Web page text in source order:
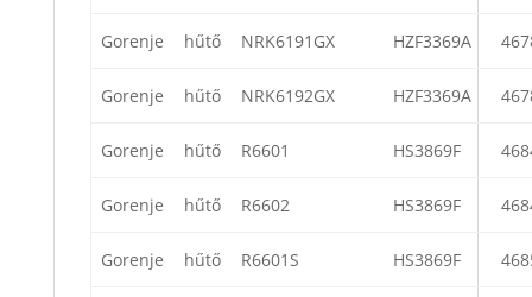
Gorenje hűtő NRK6191GX HZF3369A
Gorenje hűtő NRK6192GX HZF3369A
Gorenje hűtő R6601 HS3869F
Gorenje hűtő R6602 HS3869F
Gorenje hűtő R6601S HS3869F